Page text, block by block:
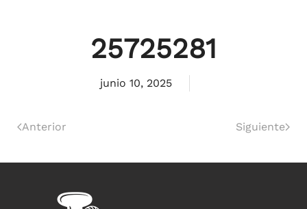
25725281
junio 10, 2025
Anterior Siguiente